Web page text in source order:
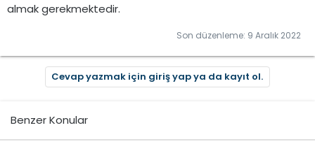
almak gerekmektedir.
Son düzenleme: 9 Aralık 2022
Cevap yazmak için giriş yap ya da kayıt ol.
Benzer Konular